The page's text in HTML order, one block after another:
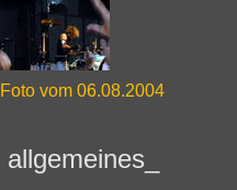
Foto vom 06.08.2004
allgemeines_